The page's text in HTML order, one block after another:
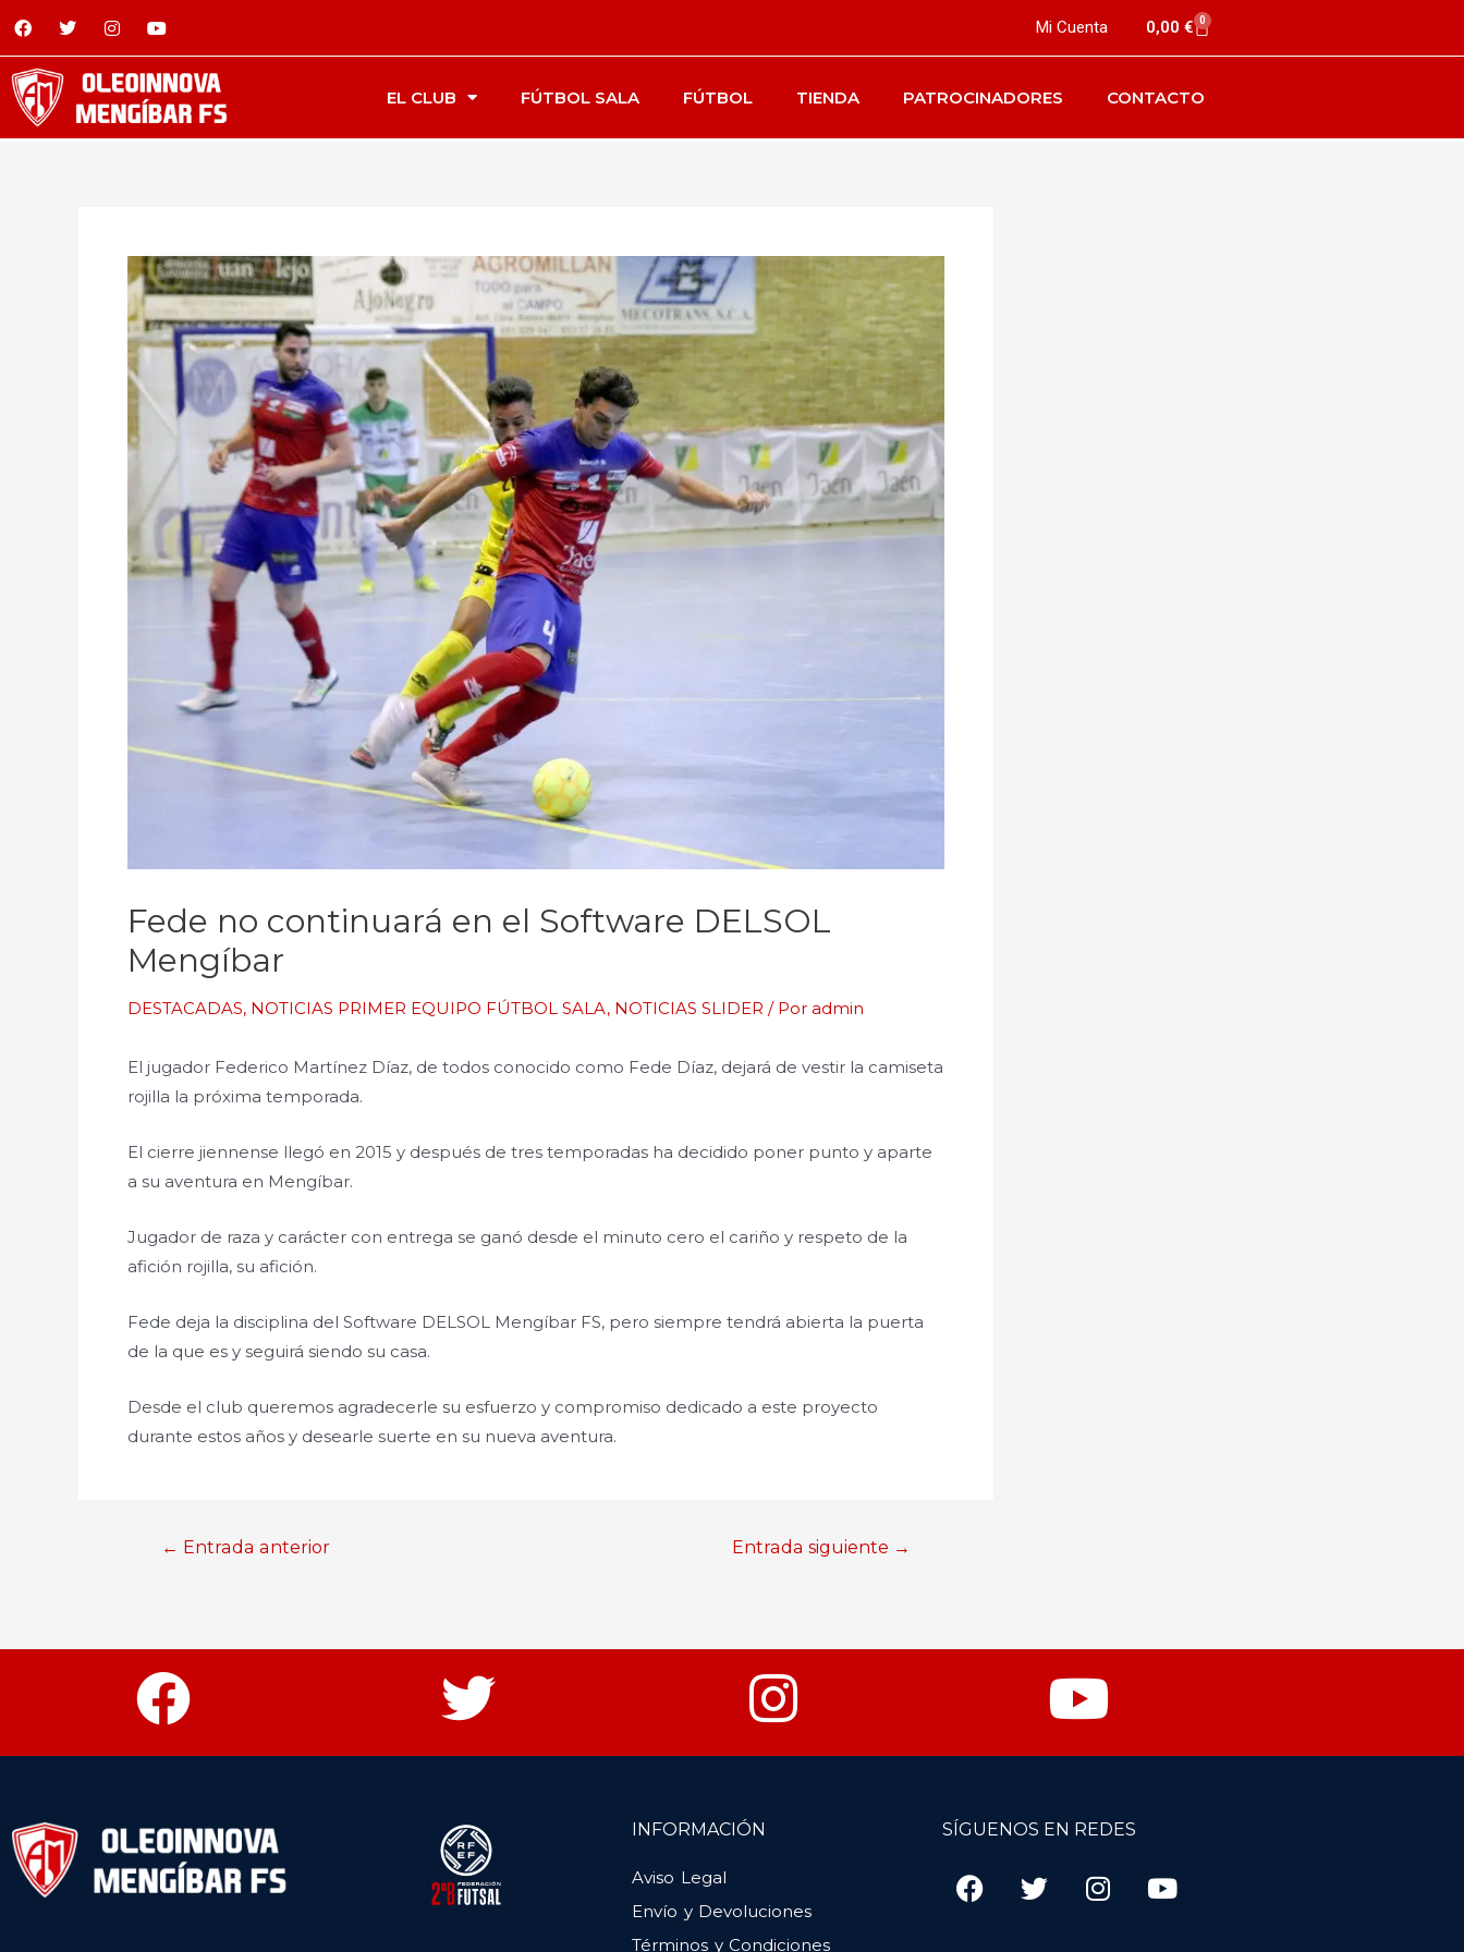
Mi Cuenta 0,00€ 0
EL CLUB FÚTBOL SALA FÚTBOL TIENDA PATROCINADORES CONTACTO
Fede no continuará en el Software DELSOL
Mengíbar
DESTACADAS, NOTICIAS PRIMER EQUIPO FÚTBOL SALA, NOTICIAS SLIDER / Por admin
El jugador Federico Martínez Díaz, de todos conocido como Fede Díaz, dejará de vestir la camiseta
rojilla la próxima temporada.
El cierre jiennense llegó en 2015 y después de tres temporadas ha decidido poner punto y aparte
a su aventura en Mengíbar.
Jugador de raza y carácter con entrega se ganó desde el minuto cero el cariño y respeto de la
afición rojilla, su afición.
Fede deja la disciplina del Software DELSOL Mengíbar FS, pero siempre tendrá abierta la puerta
de la que es y seguirá siendo su casa.
Desde el club queremos agradecerle su esfuerzo y compromiso dedicado a este proyecto
durante estos años y desearle suerte en su nueva aventura.
← Entrada anterior Entrada siguiente →
INFORMACIÓN
Aviso Legal
Envío y Devoluciones
Términos y Condiciones
SÍGUENOS EN REDES